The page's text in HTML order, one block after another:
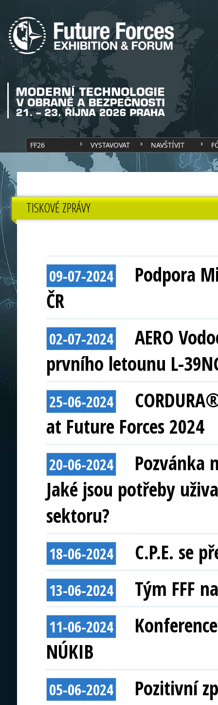
FF26 VYSTAVOVAT NAVŠTÍVIT
TISKOVÉ ZPRÁVY
09-07-2024
Podpora
ČR
02-07-2024
AERO
prvního letounu L-
25-06-2024
at Future Forces 2024
20-06-2024
Pozvánka
Jaké jsou potřeby
sektoru?
18-06-2024 C.P.E. se
13-06-2024 Tým FFF
11-06-2024
NÚKIB
05-06-2024 Pozitivní